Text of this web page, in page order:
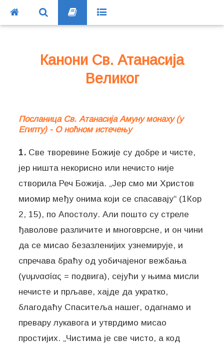
Канони Св. Атанасија
Великог
Посланица Св. Атанасија Амуну монаху (у
Египту) - О ноћном истечењу
1. Све творевине Божије су добре и чисте,
јер ништа некорисно или нечисто није
створила Реч Божија. „Јер смо ми Христов
миомир међу онима који се спасавају“ (1Кор
2, 15), по Апостолу. Али пошто су стреле
ђаволове различите и многоврсне, и он чини
да се мисао безазленијих узнемирује, и
спречава браћу од уобичајеног вежбања
(γυμνασίας = подвига), сејући у њима мисли
нечисте и прљаве, хајде да укратко,
благодаћу Спаситеља нашег, одагнамо и
превару лукавога и утврдимо мисао
простијих. „Чистима је све чисто, а код